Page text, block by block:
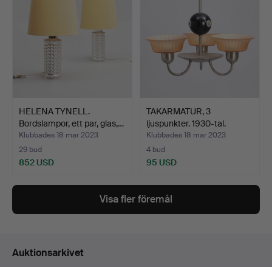
HELENA TYNELL.
Bordslampor, ett par, glas,…
Klubbades 18 mar 2023
29 bud
852 USD
TAKARMATUR, 3
ljuspunkter. 1930-tal.
Swedi…
Klubbades 18 mar 2023
4 bud
95 USD
Visa fler föremål
Auktionsarkivet